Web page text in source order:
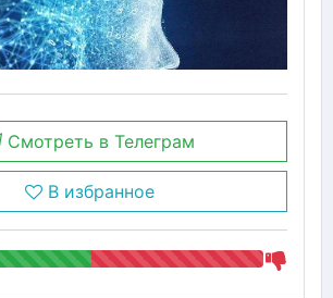
Смотреть в Телеграм
В избранное